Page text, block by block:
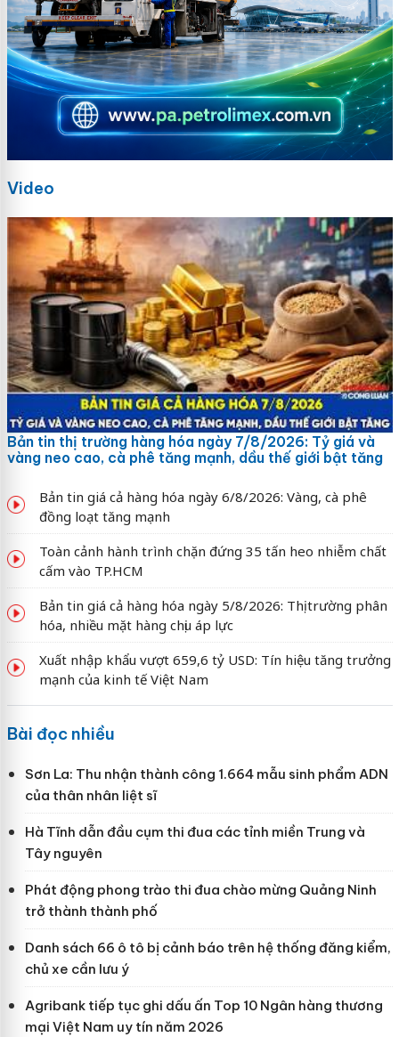
Video
Bản tin thị trường hàng hóa ngày 7/8/2026: Tỷ giá và
vàng neo cao, cà phê tăng mạnh, dầu thế giới bật tăng
Bản tin giá cả hàng hóa ngày 6/8/2026: Vàng, cà phê
đồng loạt tăng mạnh
Toàn cảnh hành trình chặn đứng 35 tấn heo nhiễm chất
cấm vào TP.HCM
Bản tin giá cả hàng hóa ngày 5/8/2026: Thị trường phân
hóa, nhiều mặt hàng chịu áp lực
Xuất nhập khẩu vượt 659,6 tỷ USD: Tín hiệu tăng trưởng
mạnh của kinh tế Việt Nam
Bài đọc nhiều
Sơn La: Thu nhận thành công 1.664 mẫu sinh phẩm ADN
của thân nhân liệt sĩ
Hà Tĩnh dẫn đầu cụm thi đua các tỉnh miền Trung và
Tây nguyên
Phát động phong trào thi đua chào mừng Quảng Ninh
trở thành thành phố
Danh sách 66 ô tô bị cảnh báo trên hệ thống đăng kiểm,
chủ xe cần lưu ý
Agribank tiếp tục ghi dấu ấn Top 10 Ngân hàng thương
mại Việt Nam uy tín năm 2026